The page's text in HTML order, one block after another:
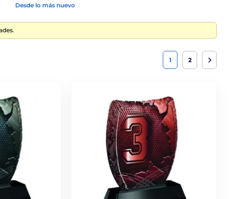
Desde lo más nuevo
1 2